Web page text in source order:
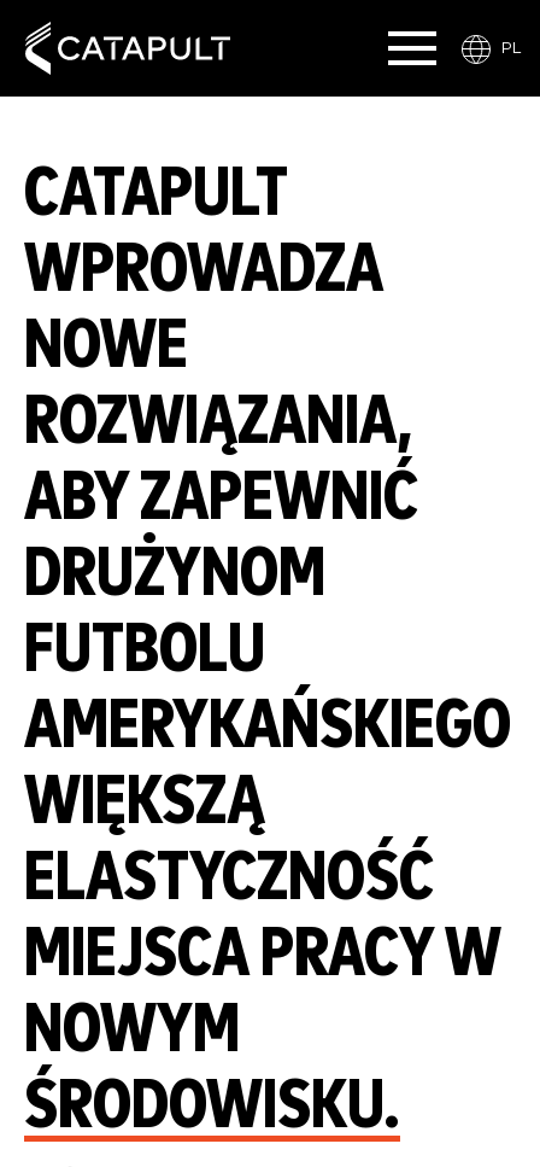
PL
CATAPULT
WPROWADZA
NOWE
ROZWIĄZANIA,
ABY ZAPEWNIĆ
DRUŻYNOM
FUTBOLU
AMERYKAŃSKIEGO
WIĘKSZĄ
ELASTYCZNOŚĆ
MIEJSCA PRACY W
NOWYM
ŚRODOWISKU.